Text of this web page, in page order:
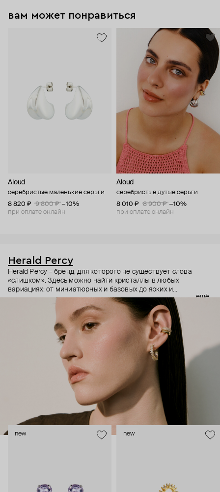
вам может понравиться
Aloud
серебристые маленькие серьги
8 820 ₽
9 800 ₽ −10%
при оплате онлайн
Aloud
серебристые дутые серьги
8 010 ₽
8 900 ₽ −10%
при оплате онлайн
Herald Percy
Herald Percy – бренд, для которого не существует слова
«слишком». Здесь можно найти кристаллы в любых
вариациях: от миниатюрных и базовых до ярких и
массивных, которые сразу становятся главным элементом
образа. Героиня бренда – девушка из мегаполиса, которой
нужно как минимум 25 часов в сутках, чтобы все успеть, и
внушительный арсенал украшений, чтобы, поменяв серьги,
поехать на вечеринку сразу из офиса.
ещё
new new